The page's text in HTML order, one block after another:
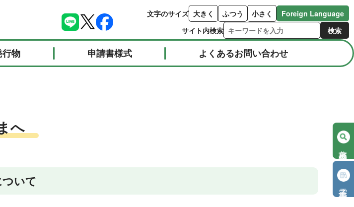
文字のサイズ 大きく ふつう 小さく
Foreign Language
サイト内検索
行物 申請書様式 よくあるお問い合わせ
へ
いて